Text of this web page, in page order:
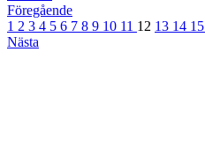
Föregående
1 2 3 4 5 6 7 8 9 10 11 12 13 14 15
Nästa